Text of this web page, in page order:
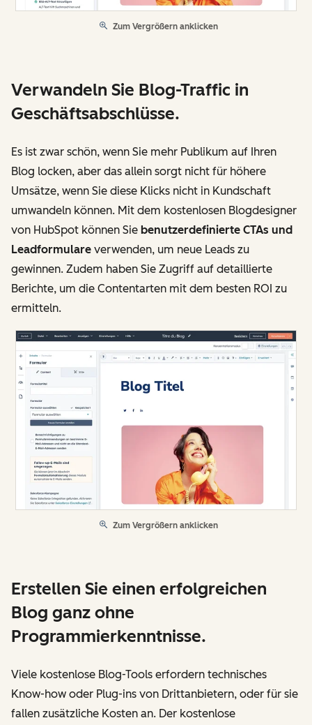
Zum Vergrößern anklicken
Verwandeln Sie Blog-Traffic in
Geschäftsabschlüsse.
Es ist zwar schön, wenn Sie mehr Publikum auf Ihren
Blog locken, aber das allein sorgt nicht für höhere
Umsätze, wenn Sie diese Klicks nicht in Kundschaft
umwandeln können. Mit dem kostenlosen Blogdesigner
von HubSpot können Sie benutzerdefinierte CTAs und
Leadformulare verwenden, um neue Leads zu
gewinnen. Zudem haben Sie Zugriff auf detaillierte
Berichte, um die Contentarten mit dem besten ROI zu
ermitteln.
Zum Vergrößern anklicken
Erstellen Sie einen erfolgreichen
Blog ganz ohne
Programmierkenntnisse.
Viele kostenlose Blog-Tools erfordern technisches
Know-how oder Plug-ins von Drittanbietern, oder für sie
fallen zusätzliche Kosten an. Der kostenlose